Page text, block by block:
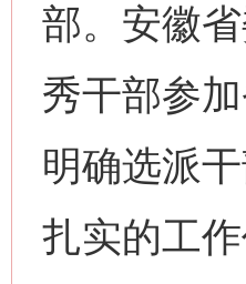
部。安徽
秀干部参
明确选派
扎实的工